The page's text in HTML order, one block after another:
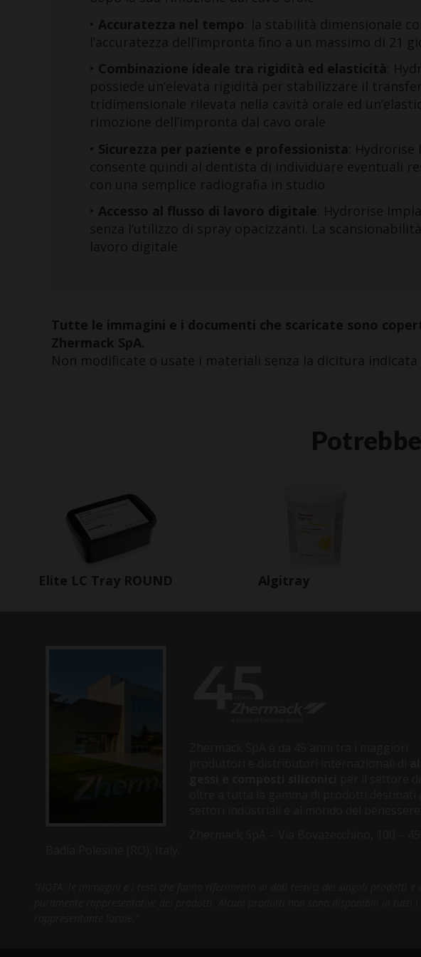
• Accuratezza nel tempo : la stabilità dimensionale
l’accuratezza dell’impronta fino a un massimo di 21
• Combinazione ideale tra rigidità ed elasticità :
possiede un’elevata rigidità per stabilizzare il
tridimensionale rilevata nella cavità orale ed
rimozione dell’impronta dal cavo orale
• Sicurezza per paziente e professionista :
consente quindi al dentista di individuare eventuali
con una semplice radiografia in studio
• Accesso al flusso di lavoro digitale : Hydrorise
senza l’utilizzo di spray opacizzanti. La
lavoro digitale
Tutte le immagini e i documenti che scaricate sono
Zhermack SpA.
Non modificate o usate i materiali senza la dicitura indicata
Elite LC Tray ROUND Algitray